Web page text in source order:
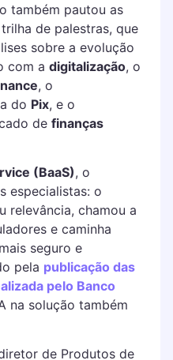
também pautou as
de palestras, que
sobre a evolução
com a digitalização, o
, o
do Pix, e o
de finanças
(BaaS), o
especialistas: o
relevância, chamou a
e caminha
seguro e
pela publicação das
pelo Banco
na solução também
de Produtos de